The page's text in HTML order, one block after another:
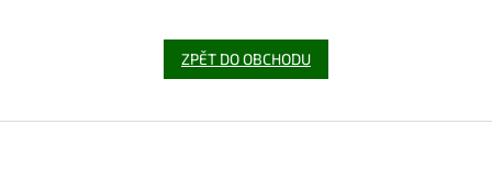
ZPĚT DO OBCHODU